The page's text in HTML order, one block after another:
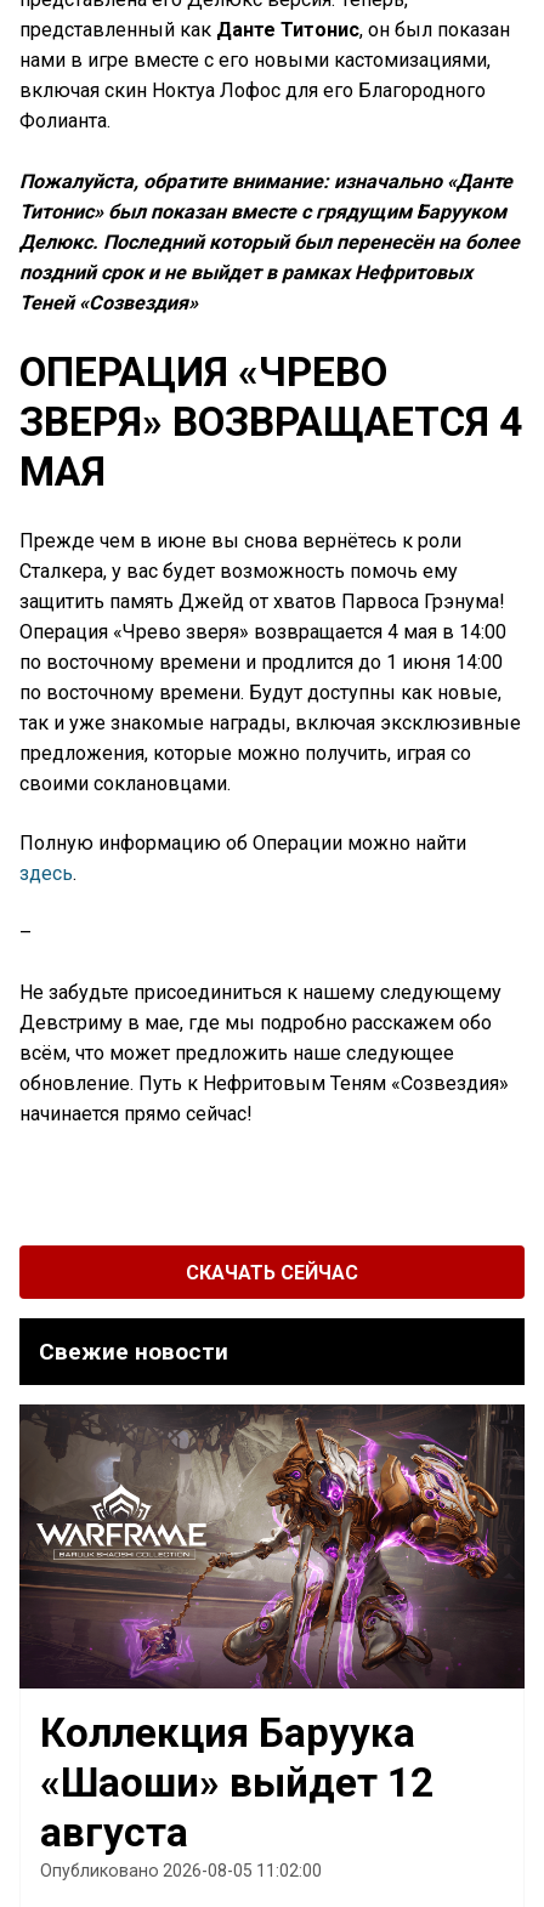
представленный как Данте Титонис, он был показан
нами в игре вместе с его новыми кастомизациями,
включая скин Ноктуа Лофос для его Благородного
Фолианта.
Пожалуйста, обратите внимание: изначально «Данте
Титонис» был показан вместе с грядущим Барууком
Делюкс. Последний который был перенесён на более
поздний срок и не выйдет в рамках Нефритовых
Теней «Созвездия»
ОПЕРАЦИЯ «ЧРЕВО
ЗВЕРЯ» ВОЗВРАЩАЕТСЯ 4
МАЯ
Прежде чем в июне вы снова вернётесь к роли
Сталкера, у вас будет возможность помочь ему
защитить память Джейд от хватов Парвоса Грэнума!
Операция «Чрево зверя» возвращается 4 мая в 14:00
по восточному времени и продлится до 1 июня 14:00
по восточному времени. Будут доступны как новые,
так и уже знакомые награды, включая эксклюзивные
предложения, которые можно получить, играя со
своими соклановцами.
Полную информацию об Операции можно найти
здесь.
–
Не забудьте присоединиться к нашему следующему
Девстриму в мае, где мы подробно расскажем обо
всём, что может предложить наше следующее
обновление. Путь к Нефритовым Теням «Созвездия»
начинается прямо сейчас!
СКАЧАТЬ СЕЙЧАС
Свежие новости
Коллекция Баруука
«Шаоши» выйдет 12
августа
Опубликовано 2026-08-05 11:02:00